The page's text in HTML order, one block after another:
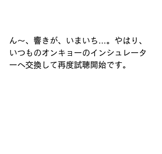
ん～、響きが、いまいち…。やはり、
いつものオンキョーのインシュレータ
ーへ交換して再度試聴開始です。